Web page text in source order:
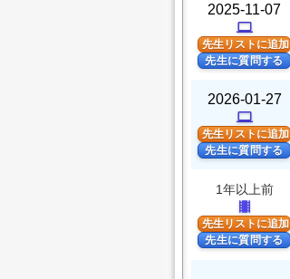
2025-11-07
computer
先生リストに追加
先生に質問する
2026-01-27
computer
先生リストに追加
先生に質問する
1年以上前
theaters
先生リストに追加
先生に質問する